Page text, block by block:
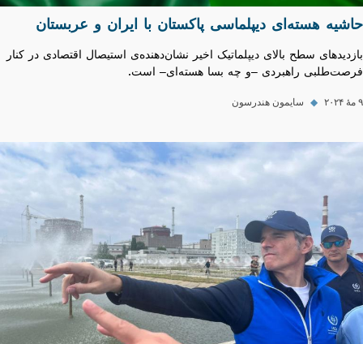
حاشیه هسته‌ای دیپلماسی پاکستان با ایران و عربستان
بازدیدهای سطح بالای دیپلماتیک اخیر نشان‌دهنده‌ی استیصال اقتصادی در کنار
فرصت‌طلبی راهبردی –و چه بسا هسته‌ای– است.
۹ مهٔ ۲۰۲۴ ◆ سایمون هندرسون